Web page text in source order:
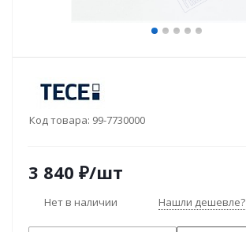
Код товара: 99-7730000
3 840 ₽/шт
Нет в наличии Нашли дешевле?